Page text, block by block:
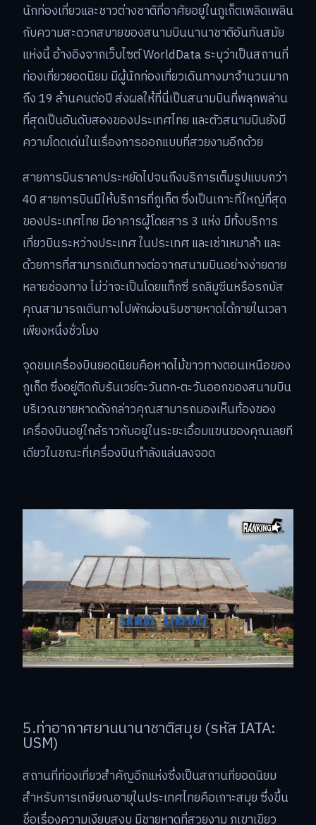
นักท่องเที่ยวและชาวต่างชาติที่อาศัยอยู่ในภูเก็ตเพลิดเพลิน
กับความสะดวกสบายของสนามบินนานาชาติอันทันสมัย
แห่งนี้ อ้างอิงจากเว็บไซต์ WorldData ระบุว่าเป็นสถานที่
ท่องเที่ยวยอดนิยม มีผู้นักท่องเที่ยวเดินทางมาจำนวนมาก
ถึง 19 ล้านคนต่อปี ส่งผลให้ที่นี่เป็นสนามบินที่พลุกพล่าน
ที่สุดเป็นอันดับสองของประเทศไทย และตัวสนามบินยังมี
ความโดดเด่นในเรื่องการออกแบบที่สวยงามอีกด้วย
สายการบินราคาประหยัดไปจนถึงบริการเต็มรูปแบบกว่า
40 สายการบินมีให้บริการที่ภูเก็ต ซึ่งเป็นเกาะที่ใหญ่ที่สุด
ของประเทศไทย มีอาคารผู้โดยสาร 3 แห่ง มีทั้งบริการ
เที่ยวบินระหว่างประเทศ ในประเทศ และเช่าเหมาลำ และ
ด้วยการที่สามารถเดินทางต่อจากสนามบินอย่างง่ายดาย
หลายช่องทาง ไม่ว่าจะเป็นโดยแท็กซี่ รถลิมูซีนหรือรถบัส
คุณสามารถเดินทางไปพักผ่อนริมชายหาดได้ภายในเวลา
เพียงหนึ่งชั่วโมง
จุดชมเครื่องบินยอดนิยมคือหาดไม้ขาวทางตอนเหนือของ
ภูเก็ต ซึ่งอยู่ติดกับรันเวย์ตะวันตก-ตะวันออกของสนามบิน
บริเวณชายหาดดังกล่าวคุณสามารถมองเห็นท้องของ
เครื่องบินอยู่ใกล้ราวกับอยู่ในระยะเอื้อมแขนของคุณเลยที
เดียวในขณะที่เครื่องบินกำลังแล่นลงจอด
5.ท่าอากาศยานนานาชาติสมุย (รหัส IATA:
USM)
สถานที่ท่องเที่ยวสำคัญอีกแห่งซึ่งเป็นสถานที่ยอดนิยม
สำหรับการเกษียณอายุในประเทศไทยคือเกาะสมุย ซึ่งขึ้น
ชื่อเรื่องความเงียบสงบ มีชายหาดที่สวยงาม ภูเขาเขียว